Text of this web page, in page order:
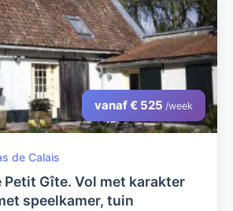
vanaf € 525 /week
de Calais
Petit Gîte. Vol met karakter
speelkamer, tuin